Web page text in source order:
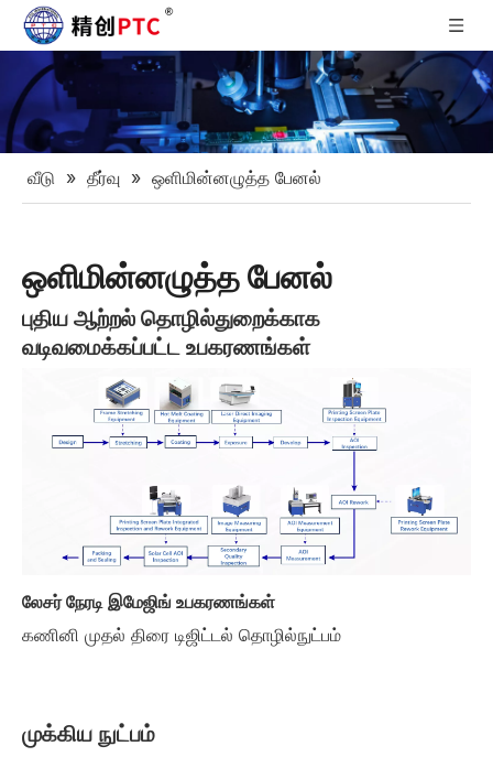
வீடு » தீர்வு » ஒளிமின்னழுத்த பேனல்
ஒளிமின்னழுத்த பேனல்
புதிய ஆற்றல் தொழில்துறைக்காக
வடிவமைக்கப்பட்ட உபகரணங்கள்
லேசர் நேரடி இமேஜிங் உபகரணங்கள்
கணினி முதல் திரை டிஜிட்டல் தொழில்நுட்பம்
முக்கிய நுட்பம்